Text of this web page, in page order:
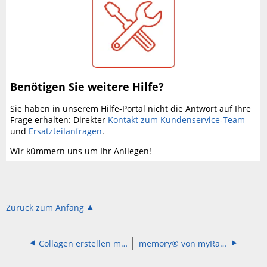
Benötigen Sie weitere Hilfe?
Sie haben in unserem Hilfe-Portal nicht die Antwort auf Ihre
Frage erhalten: Direkter Kontakt zum Kundenservice-Team
und Ersatzteilanfragen.
Wir kümmern uns um Ihr Anliegen!
Zurück zum Anfang
Collagen erstellen mit dem Puzzle-Designer memory® von myRavensburger